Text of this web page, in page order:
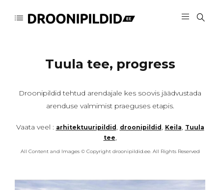
Tuula tee, progress
Droonipildid tehtud arendajale kes soovis jäädvustada
arenduse valmimist praeguses etapis.
Vaata veel : arhitektuuripildid , droonipildid , Keila, Tuula
tee,
All Content and Images © Copyright droonipildid.ee. All Rights Reserved